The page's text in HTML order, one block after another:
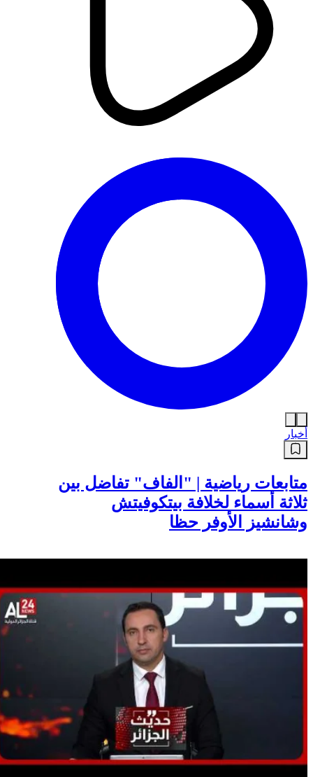
أخبار
متابعات رياضية | "الفاف" تفاضل بين
ثلاثة أسماء لخلافة بيتكوفيتش
وشانشيز الأوفر حظا